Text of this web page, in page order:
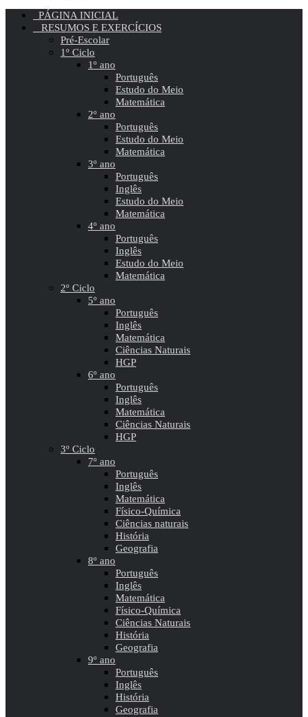
PÁGINA INICIAL
RESUMOS E EXERCÍCIOS
Pré-Escolar
1º Ciclo
1º ano
Português
Estudo do Meio
Matemática
2º ano
Português
Estudo do Meio
Matemática
3º ano
Português
Inglês
Estudo do Meio
Matemática
4º ano
Português
Inglês
Estudo do Meio
Matemática
2º Ciclo
5º ano
Português
Inglês
Matemática
Ciências Naturais
HGP
6º ano
Português
Inglês
Matemática
Ciências Naturais
HGP
3º Ciclo
7º ano
Português
Inglês
Matemática
Físico-Química
Ciências naturais
História
Geografia
8º ano
Português
Inglês
Matemática
Físico-Química
Ciências Naturais
História
Geografia
9º ano
Português
Inglês
História
Geografia